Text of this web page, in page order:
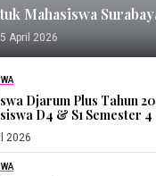
Mahasiswa
April 2026
Djarum Plus Tahun
D4 & S1 Semester 4
2026